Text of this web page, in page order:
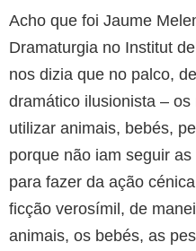
Acho que foi Jaume
Dramaturgia no Institut
nos dizia que no palco,
dramático ilusionista –
utilizar animais, bebés,
porque não iam seguir
para fazer da ação
ficção verosímil, de
animais, os bebés, as